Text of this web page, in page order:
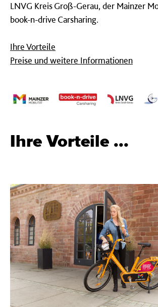
LNVG Kreis Groß-Gerau, der Mainzer
book-n-drive Carsharing.
Ihre Vorteile
Preise und weitere Informationen
Ihre Vorteile ...